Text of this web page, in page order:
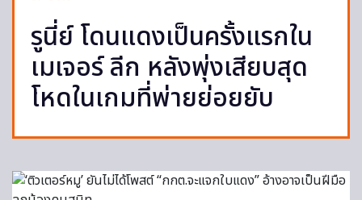
รูนี่ย์ โดนแดงเป็นครั้งแรกใน
เมเจอร์ ลีก หลังพุ่งเสียบสุด
โหดในเกมที่พ่ายย่อยยับ